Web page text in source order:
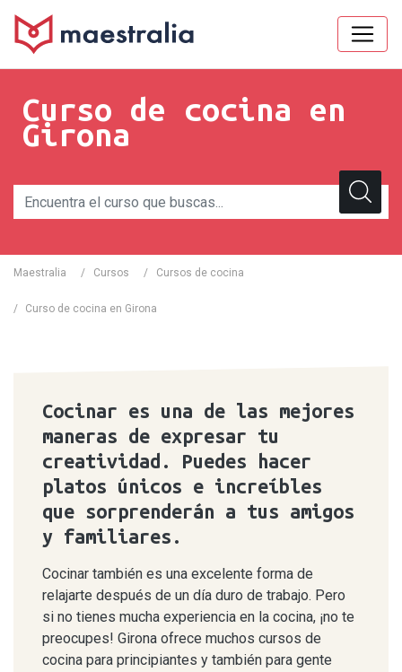
Curso de cocina en
Girona
Maestralia / Cursos / Cursos de cocina
/ Curso de cocina en Girona
Cocinar es una de las mejores
maneras de expresar tu
creatividad. Puedes hacer
platos únicos e increíbles
que sorprenderán a tus amigos
y familiares.
Cocinar también es una excelente forma de
relajarte después de un día duro de trabajo. Pero
si no tienes mucha experiencia en la cocina, ¡no te
preocupes! Girona ofrece muchos cursos de
cocina para principiantes y también para gente